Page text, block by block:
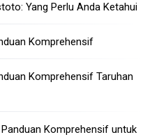
Yang Perlu Anda Ketahui
Komprehensif
Komprehensif Taruhan
Komprehensif untuk